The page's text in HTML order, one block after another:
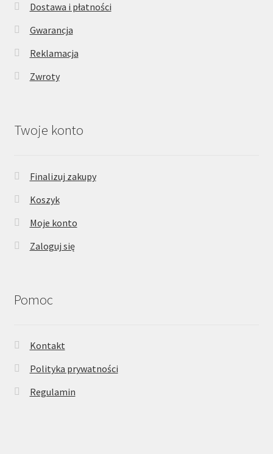
Dostawa i płatności
Gwarancja
Reklamacja
Zwroty
Twoje konto
Finalizuj zakupy
Koszyk
Moje konto
Zaloguj się
Pomoc
Kontakt
Polityka prywatności
Regulamin